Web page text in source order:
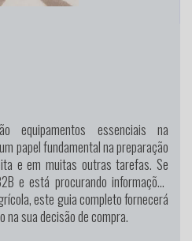
equipamentos essenciais na
papel fundamental na preparação
e em muitas outras tarefas. Se
e está procurando informações
este guia completo fornecerá
sua decisão de compra.